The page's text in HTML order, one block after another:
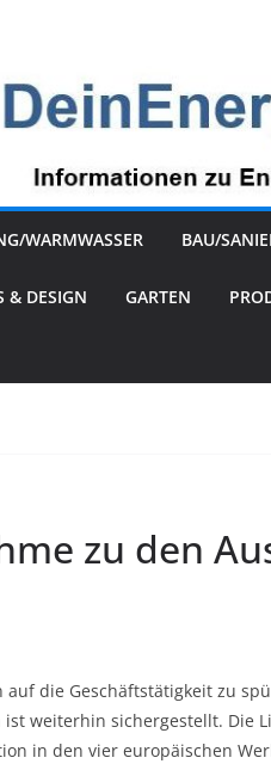
WARMWASSER BAU/
& DESIGN GARTEN
zu den
die Geschäftstätigkeit zu
weiterhin sichergestellt. Die
in den vier europäischen